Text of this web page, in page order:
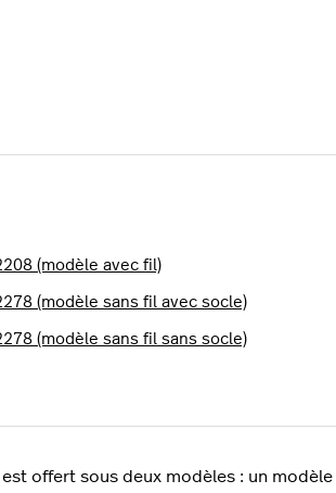
(modèle avec fil)
(modèle sans fil avec socle)
(modèle sans fil sans socle)
offert sous deux modèles : un modèle